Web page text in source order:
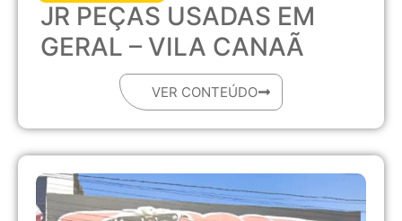
JR PEÇAS USADAS EM
GERAL – VILA CANAÃ
VER CONTEÚDO